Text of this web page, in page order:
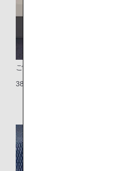
ご利用座席
38インチのシートピッチと19.3イ